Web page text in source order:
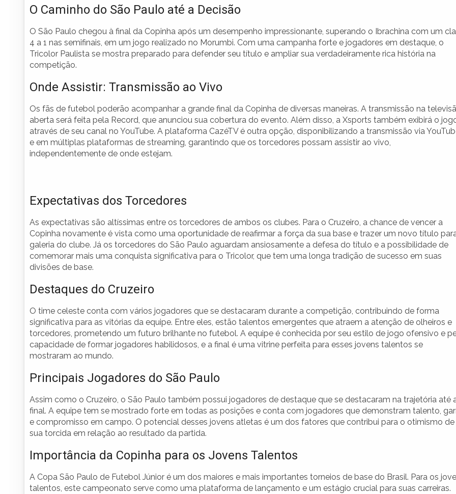
O Caminho do São Paulo até a Decisão
O São Paulo chegou à final da Copinha após um desempenho impressionante, superando o Ibrachina com um
4 a 1 nas semifinais, em um jogo realizado no Morumbi. Com uma campanha forte e jogadores em destaque, o
Tricolor Paulista se mostra preparado para defender seu título e ampliar sua verdadeiramente rica história na
competição.
Onde Assistir: Transmissão ao Vivo
Os fãs de futebol poderão acompanhar a grande final da Copinha de diversas maneiras. A transmissão na
aberta será feita pela Record, que anunciou sua cobertura do evento. Além disso, a Xsports também exibirá o
através de seu canal no YouTube. A plataforma CazéTV é outra opção, disponibilizando a transmissão via
e em múltiplas plataformas de streaming, garantindo que os torcedores possam assistir ao vivo,
independentemente de onde estejam.
Expectativas dos Torcedores
As expectativas são altíssimas entre os torcedores de ambos os clubes. Para o Cruzeiro, a chance de vencer a
Copinha novamente é vista como uma oportunidade de reafirmar a força da sua base e trazer um novo título
galeria do clube. Já os torcedores do São Paulo aguardam ansiosamente a defesa do título e a possibilidade de
comemorar mais uma conquista significativa para o Tricolor, que tem uma longa tradição de sucesso em suas
divisões de base.
Destaques do Cruzeiro
O time celeste conta com vários jogadores que se destacaram durante a competição, contribuindo de forma
significativa para as vitórias da equipe. Entre eles, estão talentos emergentes que atraem a atenção de olheiros e
torcedores, prometendo um futuro brilhante no futebol. A equipe é conhecida por seu estilo de jogo ofensivo e
capacidade de formar jogadores habilidosos, e a final é uma vitrine perfeita para esses jovens talentos se
mostraram ao mundo.
Principais Jogadores do São Paulo
Assim como o Cruzeiro, o São Paulo também possui jogadores de destaque que se destacaram na trajetória até
final. A equipe tem se mostrado forte em todas as posições e conta com jogadores que demonstram talento,
e compromisso em campo. O potencial desses jovens atletas é um dos fatores que contribui para o otimismo de
sua torcida em relação ao resultado da partida.
Importância da Copinha para os Jovens Talentos
A Copa São Paulo de Futebol Júnior é um dos maiores e mais importantes torneios de base do Brasil. Para os
talentos, este campeonato serve como uma plataforma de lançamento e um estágio crucial para suas carreiras.